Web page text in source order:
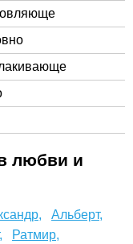
любви и
Альберт,
Ратмир,